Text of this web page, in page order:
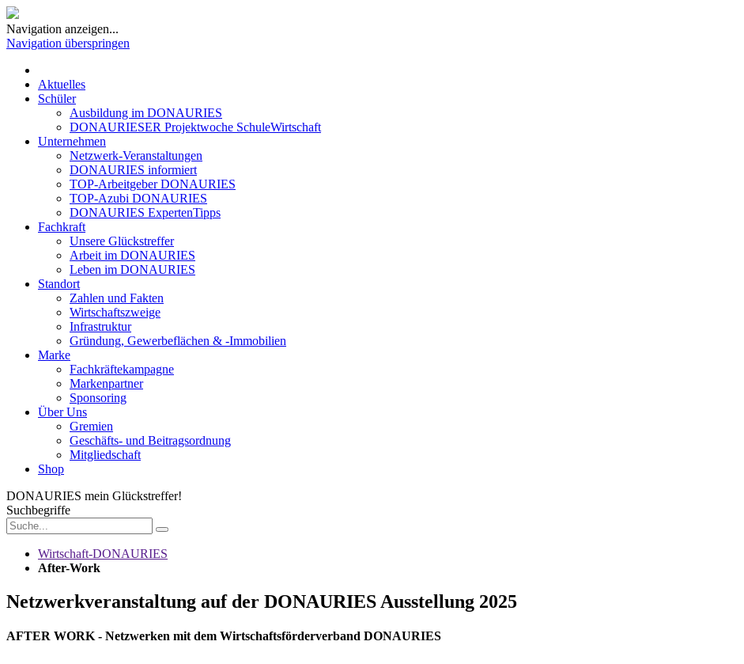
Navigation anzeigen...
Navigation überspringen
Aktuelles
Schüler
Ausbildung im DONAURIES
DONAURIESER Projektwoche SchuleWirtschaft
Unternehmen
Netzwerk-Veranstaltungen
DONAURIES informiert
TOP-Arbeitgeber DONAURIES
TOP-Azubi DONAURIES
DONAURIES ExpertenTipps
Fachkraft
Unsere Glückstreffer
Arbeit im DONAURIES
Leben im DONAURIES
Standort
Zahlen und Fakten
Wirtschaftszweige
Infrastruktur
Gründung, Gewerbeflächen & -Immobilien
Marke
Fachkräftekampagne
Markenpartner
Sponsoring
Über Uns
Gremien
Geschäfts- und Beitragsordnung
Mitgliedschaft
Shop
DONAURIES mein Glückstreffer!
Suchbegriffe
Wirtschaft-DONAURIES
After-Work
Netzwerkveranstaltung auf der DONAURIES Ausstellung 2025
AFTER WORK - Netzwerken mit dem Wirtschaftsförderverband DONAURIES